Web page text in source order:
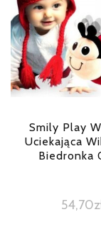
Smily Play
Uciekająca
Biedronka
54,70